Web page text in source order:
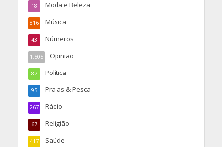
Moda e Beleza
18
Música
816
Números
43
Opinião
1.505
Política
87
Praias & Pesca
95
Rádio
267
Religião
67
Saúde
417